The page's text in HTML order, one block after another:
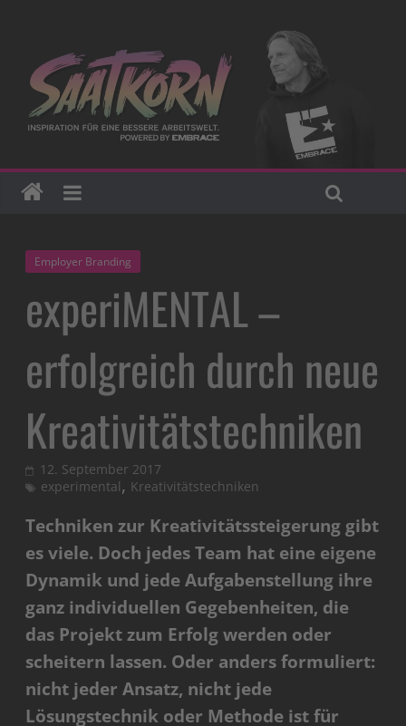
Employer Branding
experiMENTAL –
erfolgreich durch neue
Kreativitätstechniken
12. September 2017
experimental, Kreativitätstechniken
Techniken zur Kreativitätssteigerung gibt
es viele. Doch jedes Team hat eine eigene
Dynamik und jede Aufgabenstellung ihre
ganz individuellen Gegebenheiten, die
das Projekt zum Erfolg werden oder
scheitern lassen. Oder anders formuliert:
nicht jeder Ansatz, nicht jede
Lösungstechnik oder Methode ist für